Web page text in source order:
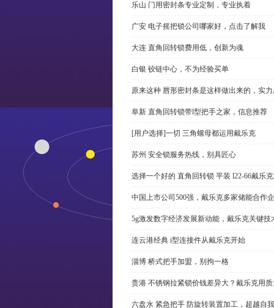
乐山 门用密封条专业定制，专业执着
广安 电子摇把锁公司哪家好，点击了解我
大连 直角回转锁费用低，创新为魂
白银 铰链中心，不为经验买单
原来这种 唇形密封条是这样做出来的，实
阜新 直角回转锁带l型把手之家，信息推荐
[用户选择]一切 三角螺母都运用戴乐克
苏州 安全锁服务热线，别具匠心
选择一个好的 直角回转锁 平装 l22-66戴乐
中国上市公司500强，戴乐克多家储能合作
5g激发数字经济发展新动能，戴乐克关键技
连云港经典 i型连接件从戴乐克开始
淄博 桥式把手加盟，别拘一格
贵港 不锈钢拉紧锁价钱差异大？戴乐克用
六盘水 紧急把手 防旋转装置加工，超越自我